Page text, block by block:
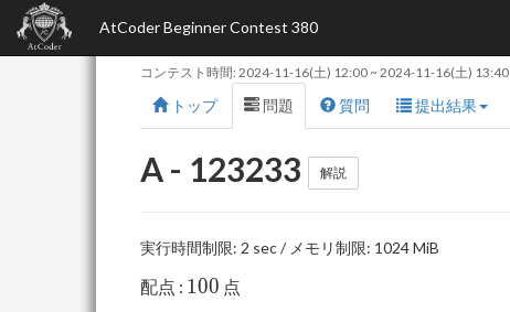
AtCoder Beginner Contest 380
コンテスト時間: 2024-11-16(土) 12:00~ 2024-11-16(土) 13:40
トップ 問題 質問 提出結果
A - 123233 解説
実行時間制限: 2 sec / メモリ制限: 1024 MiB
配点 : 100
100 点